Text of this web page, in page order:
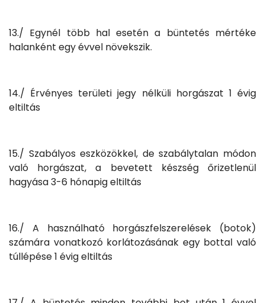
13./ Egynél több hal esetén a büntetés mértéke
halanként egy évvel növekszik.
14./ Érvényes területi jegy nélküli horgászat 1 évig
eltiltás
15./ Szabályos eszközökkel, de szabálytalan módon
való horgászat, a bevetett készség őrizetlenül
hagyása 3-6 hónapig eltiltás
16./ A használható horgászfelszerelések (botok)
számára vonatkozó korlátozásának egy bottal való
túllépése 1 évig eltiltás